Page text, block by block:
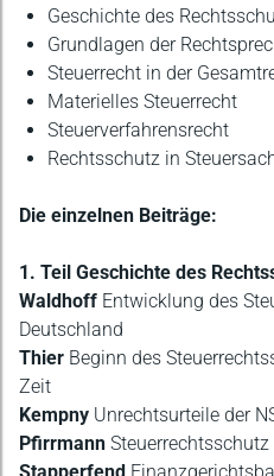
Geschichte des
Grundlagen der
Steuerrecht in der
Materielles Steuerrecht
Steuerverfahrensrecht
Rechtsschutz in
Die einzelnen Beiträge:
1. Teil Geschichte des
Waldhoff Entwicklung des
Deutschland
Thier Beginn des
Zeit
Kempny Unrechtsurteile der
Pfirrmann